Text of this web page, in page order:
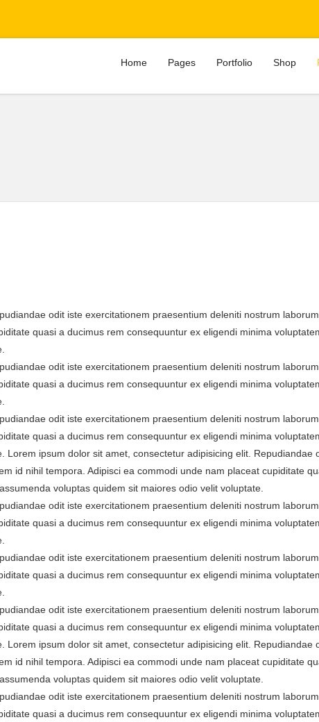
Home Pages Portfolio Shop
odit iste exercitationem praesentium deleniti nostrum
quasi a ducimus rem consequuntur ex eligendi minima
odit iste exercitationem praesentium deleniti nostrum
quasi a ducimus rem consequuntur ex eligendi minima
odit iste exercitationem praesentium deleniti nostrum
quasi a ducimus rem consequuntur ex eligendi minima
ipsum dolor sit amet, consectetur adipisicing elit. Repudiandae
id nihil tempora. Adipisci ea commodi unde nam placeat cupiditate
voluptas quidem sit maiores odio velit voluptate.
odit iste exercitationem praesentium deleniti nostrum
quasi a ducimus rem consequuntur ex eligendi minima
odit iste exercitationem praesentium deleniti nostrum
quasi a ducimus rem consequuntur ex eligendi minima
odit iste exercitationem praesentium deleniti nostrum
quasi a ducimus rem consequuntur ex eligendi minima
ipsum dolor sit amet, consectetur adipisicing elit. Repudiandae
id nihil tempora. Adipisci ea commodi unde nam placeat cupiditate
voluptas quidem sit maiores odio velit voluptate.
odit iste exercitationem praesentium deleniti nostrum
quasi a ducimus rem consequuntur ex eligendi minima